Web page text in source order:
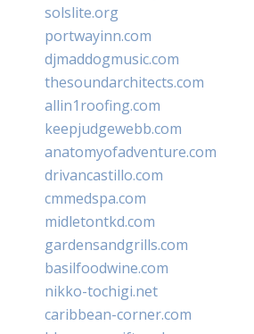
solslite.org
portwayinn.com
djmaddogmusic.com
thesoundarchitects.com
allin1roofing.com
keepjudgewebb.com
anatomyofadventure.com
drivancastillo.com
cmmedspa.com
midletontkd.com
gardensandgrills.com
basilfoodwine.com
nikko-tochigi.net
caribbean-corner.com